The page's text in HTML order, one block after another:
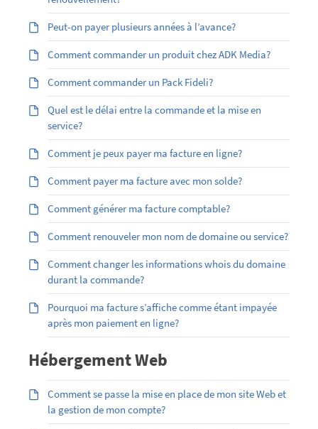
Peut-on payer plusieurs années à l’avance?
Comment commander un produit chez ADK Media?
Comment commander un Pack Fideli?
Quel est le délai entre la commande et la mise en
service?
Comment je peux payer ma facture en ligne?
Comment payer ma facture avec mon solde?
Comment générer ma facture comptable?
Comment renouveler mon nom de domaine ou service?
Comment changer les informations whois du domaine
durant la commande?
Pourquoi ma facture s’affiche comme étant impayée
après mon paiement en ligne?
Hébergement Web
Comment se passe la mise en place de mon site Web et
la gestion de mon compte?